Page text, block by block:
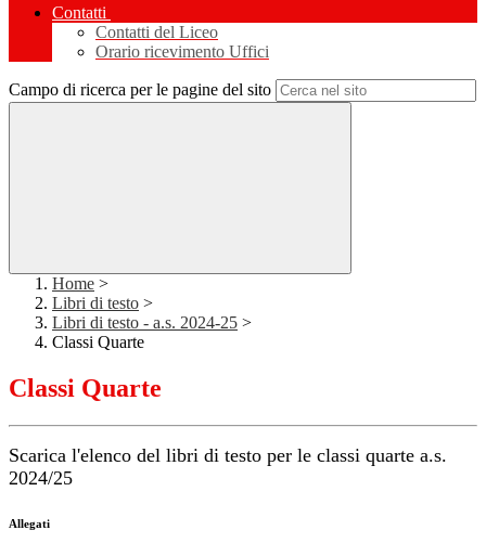
Contatti
Contatti del Liceo
Orario ricevimento Uffici
Campo di ricerca per le pagine del sito
Home >
Libri di testo >
Libri di testo - a.s. 2024-25 >
Classi Quarte
Classi Quarte
Scarica l'elenco del libri di testo per le classi quarte a.s.
2024/25
Allegati